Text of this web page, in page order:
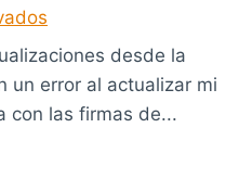
desde la
un error al actualizar mi
con las firmas de...